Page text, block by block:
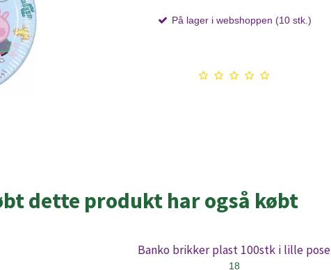
På lager i webshoppen (10 stk.)
dette produkt har også købt
Banko brikker plast 100stk i lille pose
18